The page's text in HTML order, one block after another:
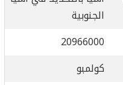
الجنوبية
20966000
كولمبو